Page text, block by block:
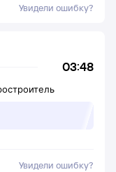
Увидели ошибку?
03:48
Увидели ошибку?